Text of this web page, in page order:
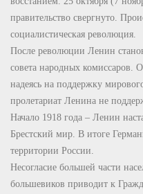
правительство свергнуто.
социалистическая революция.
После революции Ленин
совета народных комиссаров.
надеясь на поддержку
пролетариат Ленина не
Начало 1918 года – Ленин
Брестский мир. В итоге
территории России.
Несогласие большей части
большевиков приводит к